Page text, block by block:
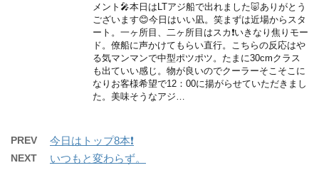
メント🎤本日はLTアジ船で出れました🐷ありがとう
ございます😊今日はいい凪。笑まずは近場からスタ
ート。一ヶ所目、二ヶ所目はスカ❗️いきなり焦りモー
ド。僚船に声かけてもらい直行。こちらの反応はや
る気マンマンで中型ポツポツ。たまに30cmクラス
も出ていい感じ。物が良いのでクーラーそこそこに
なりお客様希望で12：00に揚がらせていただきまし
た。美味そうなアジ…
PREV 今日はトップ8本❗️
NEXT いつもと変わらず。